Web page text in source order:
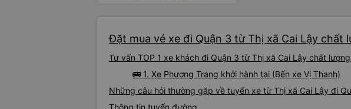
Đặt mua vé xe đi Quận 3 từ Thị xã Cai Lậy chất
Tư vấn TOP 1 xe khách đi Quận 3 từ Thị xã Cai Lậy chất
🚌 1. Xe Phương Trang khởi hành tại (Bến xe Vị Thanh)
Những câu hỏi thường gặp về tuyến xe từ Thị xã Cai Lậy đi